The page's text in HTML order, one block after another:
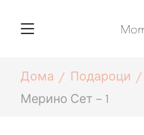
Дома Подароци
Мерино Сет – 1